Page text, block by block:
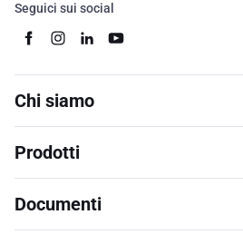
Seguici sui social
Chi siamo
Prodotti
Documenti